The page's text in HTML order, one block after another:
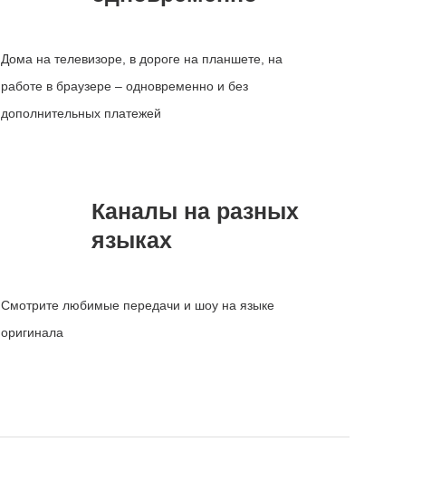
Дома на телевизоре, в дороге на планшете, на
работе в браузере – одновременно и без
дополнительных платежей
Каналы на разных
языках
Смотрите любимые передачи и шоу на языке
оригинала